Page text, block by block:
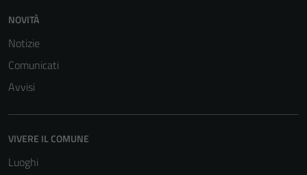
NOVITÀ
Notizie
Comunicati
Avvisi
VIVERE IL COMUNE
Luoghi